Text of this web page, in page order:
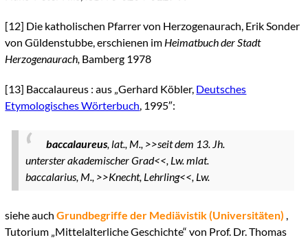
[12] Die katholischen Pfarrer von Herzogenaurach, Erik Sonder
von Güldenstubbe, erschienen im Heimatbuch der Stadt
Herzogenaurach, Bamberg 1978
[13] Baccalaureus : aus „Gerhard Köbler, Deutsches
Etymologisches Wörterbuch, 1995″:
baccalaureus, lat., M., >>seit dem 13. Jh.
unterster akademischer Grad<<, Lw. mlat.
baccalarius, M., >>Knecht, Lehrling<<, Lw.
siehe auchGrundbegriffe der Mediävistik (Universitäten) ,
Tutorium „Mittelalterliche Geschichte“ von Prof. Dr. Thomas